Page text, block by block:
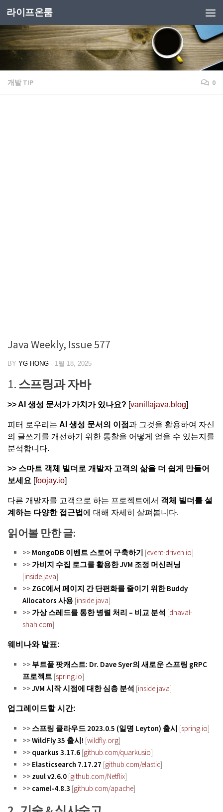
라이프온룸
개발 TIP 0
Java Weekly, Issue 577
BY YG HONG · 1월 18, 2025
1.스프링과 자바
>>AI 생성 문서가 가치가 있나요? [vanillajava.blog]
피터 로우리는 AI 생성 문서의 이점과 그것을 활용하여 자신
의 글쓰기를 개선하기 위한 통찰을 어떻게 얻을 수 있는지를
분석합니다.
>> 스마트 객체 빌더로 개발자 고객의 삶을 더 쉽게 만들어
보세요 [foojay.io]
다른 개발자를 고객으로 하는 프로젝트에서 객체 빌더를 설
계하는 다양한 접근법 에 대해 자세히 살펴봅니다.
읽어볼 만한 글:
>> MongoDB 이벤트 스토어 구축하기 [event-driven.io]
>> 가비지 수집 로그를 활용한 JVM 조정 머신러닝
[inside.java]
>> ZGC에서 페이지 간 단편화를 줄이기 위한 Buddy
Allocators 사용 [inside.java]
>> 가상 스레드를 통한 병렬 처리 – 비교 분석 [dhaval-
shah.com]
웨비나와 발표:
>> 부트풀 팟캐스트: Dr. Dave Syer의 새로운 스프링 gRPC
프로젝트 [spring.io]
>>JVM 시작 시점에 대한 심층 분석 [inside.java]
업그레이드할 시간:
>> 스프링 클라우드 2023.0.5 (일명 Leyton) 출시 [spring.io]
>>WildFly 35 출시! [wildfly.org]
>> quarkus 3.17.6 [github.com/quarkusio]
>> Elasticsearch 7.17.27 [github.com/elastic]
>> zuul v2.6.0 [github.com/Netflix]
>> camel-4.8.3 [github.com/apache]